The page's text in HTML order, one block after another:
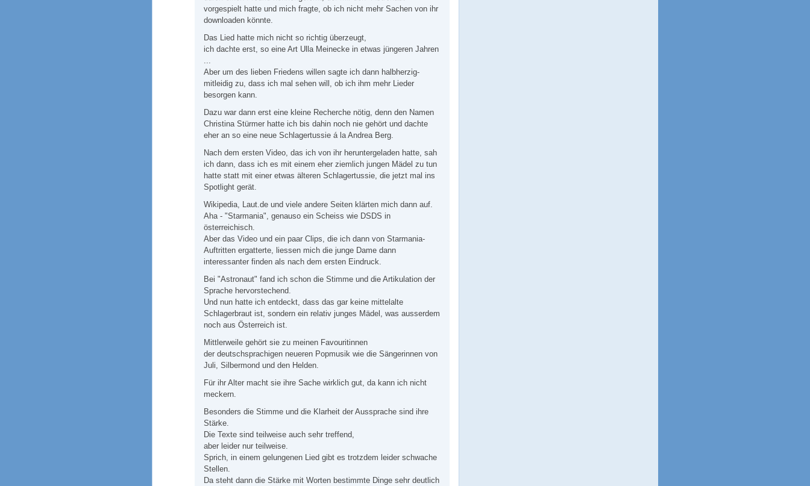
vorgespielt hatte und mich fragte, ob ich nicht mehr Sachen von ihr
downloaden könnte.
Das Lied hatte mich nicht so richtig überzeugt,
ich dachte erst, so eine Art Ulla Meinecke in etwas jüngeren Jahren
Aber um des lieben Friedens willen sagte ich dann halbherzig-
mitleidig zu, dass ich mal sehen will, ob ich ihm mehr Lieder
besorgen kann.
Dazu war dann erst eine kleine Recherche nötig, denn den Namen
Christina Stürmer hatte ich bis dahin noch nie gehört und dachte
eher an so eine neue Schlagertussie á la Andrea Berg.
Nach dem ersten Video, das ich von ihr heruntergeladen hatte, sah
ich dann, dass ich es mit einem eher ziemlich jungen Mädel zu tun
hatte statt mit einer etwas älteren Schlagertussie, die jetzt mal ins
Spotlight gerät.
Wikipedia, Laut.de und viele andere Seiten klärten mich dann auf.
Aha - "Starmania", genauso ein Scheiss wie DSDS in
österreichisch.
Aber das Video und ein paar Clips, die ich dann von Starmania-
Auftritten ergatterte, liessen mich die junge Dame dann
interessanter finden als nach dem ersten Eindruck.
Bei "Astronaut" fand ich schon die Stimme und die Artikulation der
Sprache hervorstechend.
Und nun hatte ich entdeckt, dass das gar keine mittelalte
Schlagerbraut ist, sondern ein relativ junges Mädel, was ausserdem
noch aus Österreich ist.
Mittlerweile gehört sie zu meinen Favouritinnen
der deutschsprachigen neueren Popmusik wie die Sängerinnen von
Juli, Silbermond und den Helden.
Für ihr Alter macht sie ihre Sache wirklich gut, da kann ich nicht
meckern.
Besonders die Stimme und die Klarheit der Aussprache sind ihre
Stärke.
Die Texte sind teilweise auch sehr treffend,
aber leider nur teilweise.
Sprich, in einem gelungenen Lied gibt es trotzdem leider schwache
Stellen.
Da steht dann die Stärke mit Worten bestimmte Dinge sehr deutlich